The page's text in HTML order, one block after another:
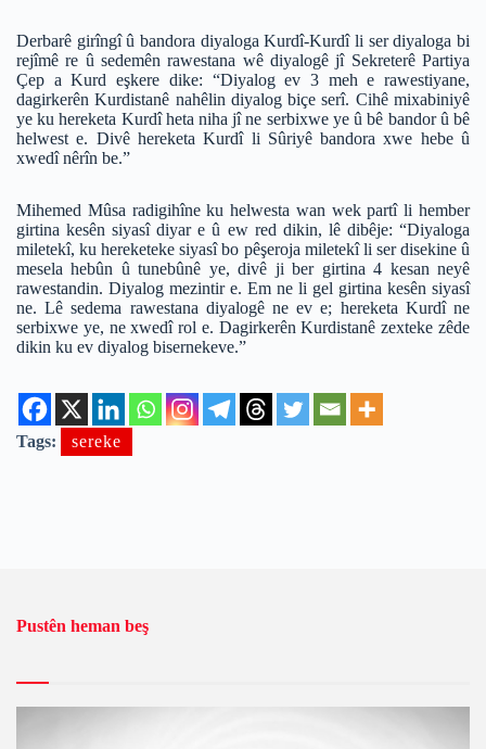
Derbarê girîngî û bandora diyaloga Kurdî-Kurdî li ser diyaloga bi
rejîmê re û sedemên rawestana wê diyalogê jî Sekreterê Partiya
Çep a Kurd eşkere dike: “Diyalog ev 3 meh e rawestiyane,
dagirkerên Kurdistanê nahêlin diyalog biçe serî. Cihê mixabiniyê
ye ku hereketa Kurdî heta niha jî ne serbixwe ye û bê bandor û bê
helwest e. Divê hereketa Kurdî li Sûriyê bandora xwe hebe û
xwedî nêrîn be.”
Mihemed Mûsa radigihîne ku helwesta wan wek partî li hember
girtina kesên siyasî diyar e û ew red dikin, lê dibêje: “Diyaloga
miletekî, ku hereketeke siyasî bo pêşeroja miletekî li ser disekine û
mesela hebûn û tunebûnê ye, divê ji ber girtina 4 kesan neyê
rawestandin. Diyalog mezintir e. Em ne li gel girtina kesên siyasî
ne. Lê sedema rawestana diyalogê ne ev e; hereketa Kurdî ne
serbixwe ye, ne xwedî rol e. Dagirkerên Kurdistanê zexteke zêde
dikin ku ev diyalog bisernekeve.”
Tags: sereke
Pustên heman beş